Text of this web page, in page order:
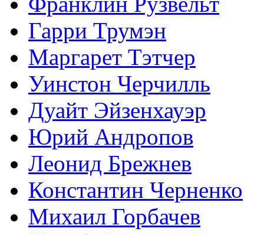
Гарри Трумэн
Маргарет Тэтчер
Уинстон Черчилль
Дуайт Эйзенхауэр
Юрий Андропов
Леонид Брежнев
Константин Черненко
Михаил Горбачев